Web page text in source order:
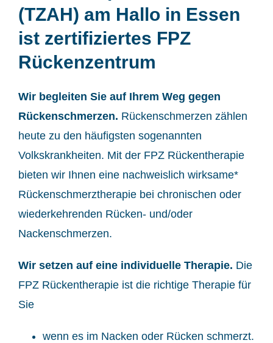
(TZAH) am Hallo in Essen
ist zertifiziertes FPZ
Rückenzentrum
Wir begleiten Sie auf Ihrem Weg gegen
Rückenschmerzen. Rückenschmerzen zählen
heute zu den häufigsten sogenannten
Volkskrankheiten. Mit der FPZ Rückentherapie
bieten wir Ihnen eine nachweislich wirksame*
Rückenschmerztherapie bei chronischen oder
wiederkehrenden Rücken- und/oder
Nackenschmerzen.
Wir setzen auf eine individuelle Therapie. Die
FPZ Rückentherapie ist die richtige Therapie für
Sie
wenn es im Nacken oder Rücken schmerzt.